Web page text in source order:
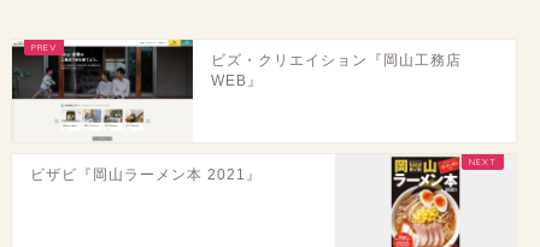
ビズ・クリエイション『岡山工務店
WEB』
ビザビ『岡山ラーメン本 2021』